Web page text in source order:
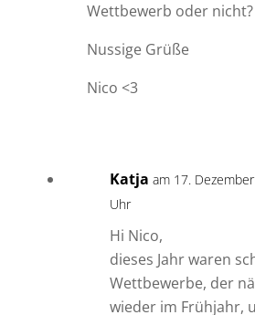
Wettbewerb oder nicht?
Nussige Grüße
Nico <3
Katja am 17.
Uhr
Hi Nico,
dieses Jahr waren
Wettbewerbe, der
wieder im Frühjahr,